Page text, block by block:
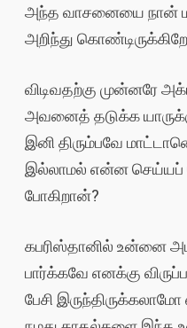
அந்த வாசனையை நான்
அறிந்து
விடிவதற்கு முன்னரே
அவனைத் தடுக்க
இனி திரும்பவே
இல்லாமல் என்ன செய்யப்
போகிறான்?
கபரிஸ்தானில் உன்னை
பார்க்கவே எனக்கு
பேசி